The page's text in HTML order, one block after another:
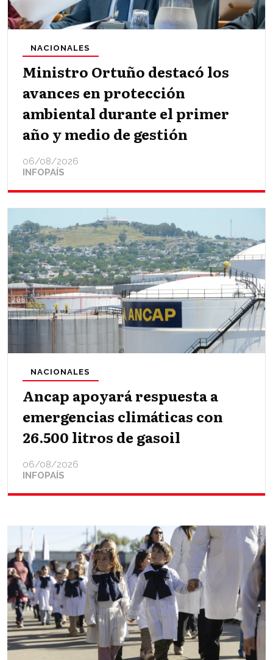
Ministro Ortuño destacó los
avances en protección
ambiental durante el primer
año y medio de gestión
INFOPAÍS
NACIONALES
06/08/2026
Ancap apoyará respuesta a
emergencias climáticas con
26.500 litros de gasoil
INFOPAÍS
NACIONALES
06/08/2026